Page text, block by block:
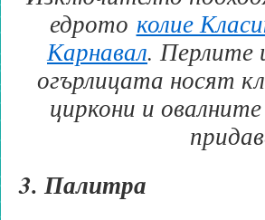
едрото колие
Карнавал. Перлите
огърлицата носят
циркони и
3. Палитра